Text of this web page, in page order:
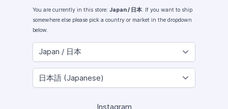
You are currently in this store: Japan / 日本. If you want to ship
somewhere else please pick a country or market in the dropdown
below.
Instagram